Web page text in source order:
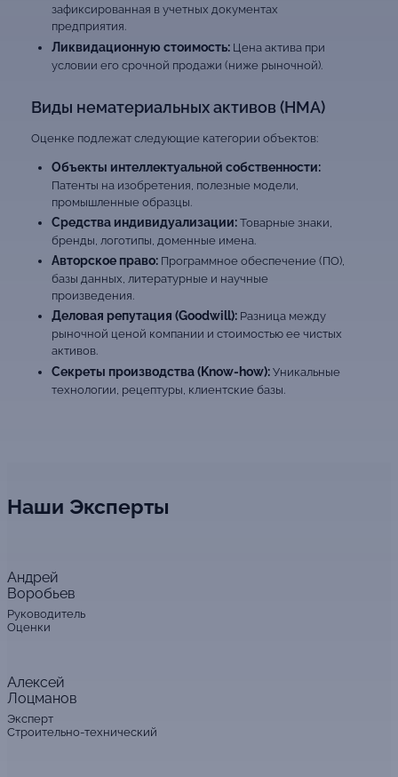
зафиксированная в учетных документах
предприятия.
Ликвидационную стоимость:Цена актива при
условии его срочной продажи (ниже рыночной).
Виды нематериальных активов (НМА)
Оценке подлежат следующие категории объектов:
Объекты интеллектуальной собственности:
Патенты на изобретения, полезные модели,
промышленные образцы.
Средства индивидуализации:Товарные знаки,
бренды, логотипы, доменные имена.
Авторское право:Программное обеспечение (ПО),
базы данных, литературные и научные
произведения.
Деловая репутация (Goodwill):Разница между
рыночной ценой компании и стоимостью ее чистых
активов.
Секреты производства (Know-how):Уникальные
технологии, рецептуры, клиентские базы.
Наши Эксперты
Андрей
Воробьев
Руководитель
Оценки
Алексей
Лоцманов
Эксперт
Строительно-технический